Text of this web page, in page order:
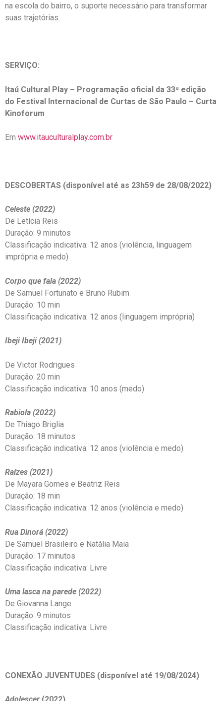
na escola do bairro, o suporte necessário para transformar
suas trajetórias.
SERVIÇO:
Itaú Cultural Play – Programação oficial da 33ª edição
do Festival Internacional de Curtas de São Paulo – Curta
Kinoforum
Em www.itauculturalplay.com.br
DESCOBERTAS (disponível até as 23h59 de 28/08/2022)
Celeste (2022)
De Letícia Reis
Duração: 9 minutos
Classificação indicativa: 12 anos (violência, linguagem
imprópria e medo)
Corpo que fala (2022)
De Samuel Fortunato e Bruno Rubim
Duração: 10 min
Classificação indicativa: 12 anos (linguagem imprópria)
Ibeji Ibeji (2021)
De Victor Rodrigues
Duração: 20 min
Classificação indicativa: 10 anos (medo)
Rabiola (2022)
De Thiago Briglia
Duração: 18 minutos
Classificação indicativa: 12 anos (violência e medo)
Raízes (2021)
De Mayara Gomes e Beatriz Reis
Duração: 18 min
Classificação indicativa: 12 anos (violência e medo)
Rua Dinorá (2022)
De Samuel Brasileiro e Natália Maia
Duração: 17 minutos
Classificação indicativa: Livre
Uma lasca na parede (2022)
De Giovanna Lange
Duração: 9 minutos
Classificação indicativa: Livre
CONEXÃO JUVENTUDES (disponível até 19/08/2024)